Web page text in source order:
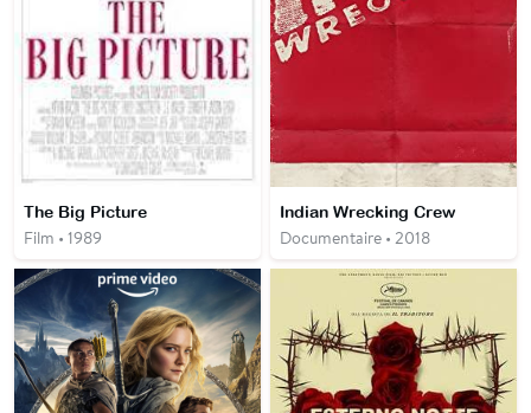
The Big Picture
Film • 1989
Indian Wrecking Crew
Documentaire • 2018